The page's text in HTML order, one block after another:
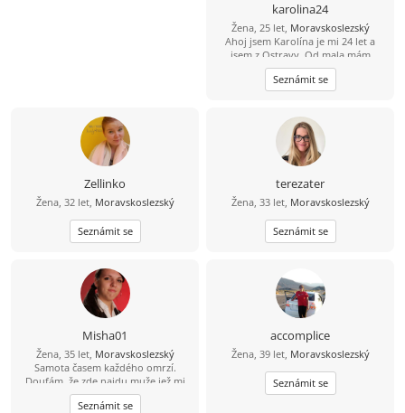
karolina24
Žena, 25 let, Moravskoslezský
Ahoj jsem Karolína je mi 24 let a
jsem z Ostravy. Od mala mám
dětskou obrnu proto si hledám
touto cestou partnera na vztah do
35 let abstinenta, bezdětného sama
někoho kdo mě bude mít rád
takovou jaká jsem.
Seznámit se
Zellinko
Žena, 32 let, Moravskoslezský
Seznámit se
terezater
Žena, 33 let, Moravskoslezský
Seznámit se
Misha01
Žena, 35 let, Moravskoslezský
Samota časem každého omrzí.
Doufám, že zde najdu muže jež mi
pomuže tu samotu odehnat.
Seznámit se
accomplice
Žena, 39 let, Moravskoslezský
Seznámit se